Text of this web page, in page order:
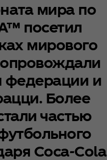
мира по
посетил
мирового
федерации и
Более
частью
Coca‑Cola